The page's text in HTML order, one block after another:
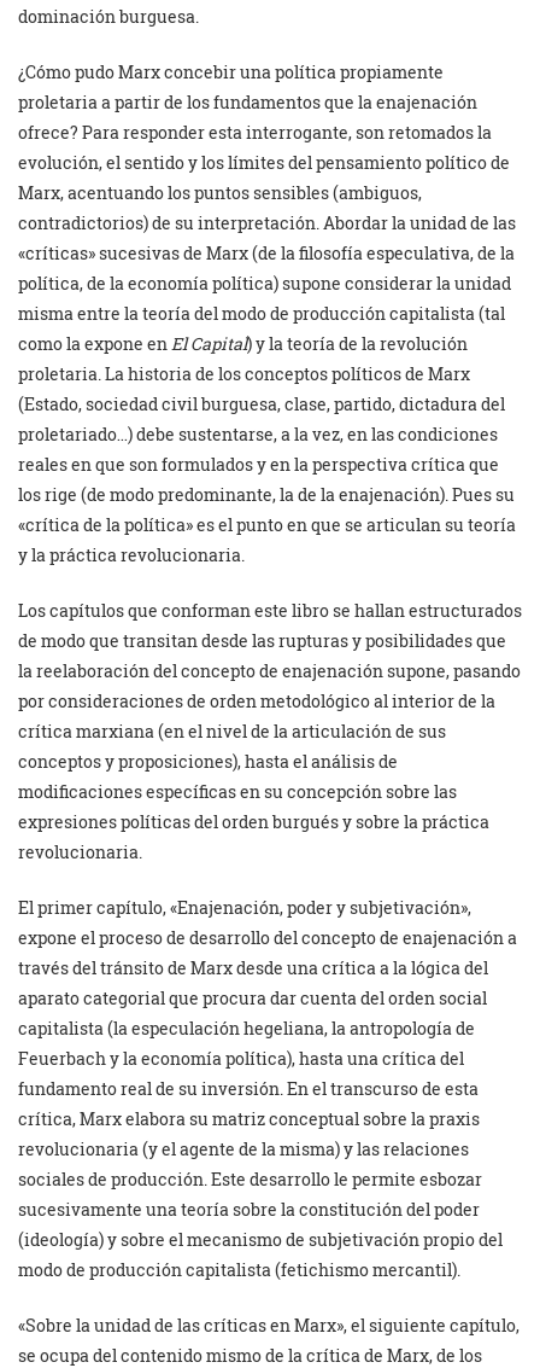
dominación burguesa.
¿Cómo pudo Marx concebir una política propiamente
proletaria a partir de los fundamentos que la enajenación
ofrece? Para responder esta interrogante, son retomados la
evolución, el sentido y los límites del pensamiento político de
Marx, acentuando los puntos sensibles (ambiguos,
contradictorios) de su interpretación. Abordar la unidad de las
«críticas» sucesivas de Marx (de la filosofía especulativa, de la
política, de la economía política) supone considerar la unidad
misma entre la teoría del modo de producción capitalista (tal
como la expone enEl Capital) y la teoría de la revolución
proletaria. La historia de los conceptos políticos de Marx
(Estado, sociedad civil burguesa, clase, partido, dictadura del
proletariado…) debe sustentarse, a la vez, en las condiciones
reales en que son formulados y en la perspectiva crítica que
los rige (de modo predominante, la de la enajenación). Pues su
«crítica de la política» es el punto en que se articulan su teoría
y la práctica revolucionaria.
Los capítulos que conforman este libro se hallan estructurados
de modo que transitan desde las rupturas y posibilidades que
la reelaboración del concepto de enajenación supone, pasando
por consideraciones de orden metodológico al interior de la
crítica marxiana (en el nivel de la articulación de sus
conceptos y proposiciones), hasta el análisis de
modificaciones específicas en su concepción sobre las
expresiones políticas del orden burgués y sobre la práctica
revolucionaria.
El primer capítulo, «Enajenación, poder y subjetivación»,
expone el proceso de desarrollo del concepto de enajenación a
través del tránsito de Marx desde una crítica a la lógica del
aparato categorial que procura dar cuenta del orden social
capitalista (la especulación hegeliana, la antropología de
Feuerbach y la economía política), hasta una crítica del
fundamento real de su inversión. En el transcurso de esta
crítica, Marx elabora su matriz conceptual sobre la praxis
revolucionaria (y el agente de la misma) y las relaciones
sociales de producción. Este desarrollo le permite esbozar
sucesivamente una teoría sobre la constitución del poder
(ideología) y sobre el mecanismo de subjetivación propio del
modo de producción capitalista (fetichismo mercantil).
«Sobre la unidad de las críticas en Marx», el siguiente capítulo,
se ocupa del contenido mismo de la crítica de Marx, de los